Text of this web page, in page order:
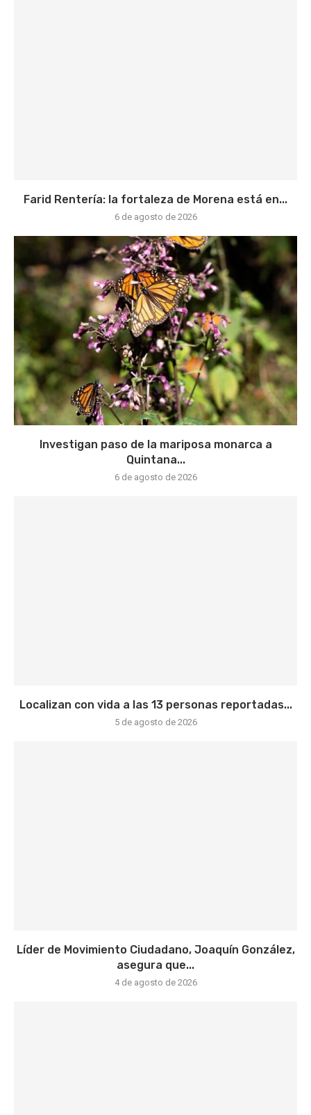
Farid Rentería: la fortaleza de Morena está en...
6 de agosto de 2026
Investigan paso de la mariposa monarca a
Quintana...
6 de agosto de 2026
Localizan con vida a las 13 personas reportadas...
5 de agosto de 2026
Líder de Movimiento Ciudadano, Joaquín González,
asegura que...
4 de agosto de 2026